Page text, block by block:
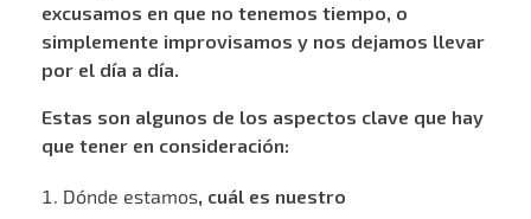
excusamos en que no tenemos tiempo, o
simplemente improvisamos y nos dejamos llevar
por el día a día.
Estas son algunos de los aspectos clave que hay
que tener en consideración:
Dónde estamos, cuál es nuestro